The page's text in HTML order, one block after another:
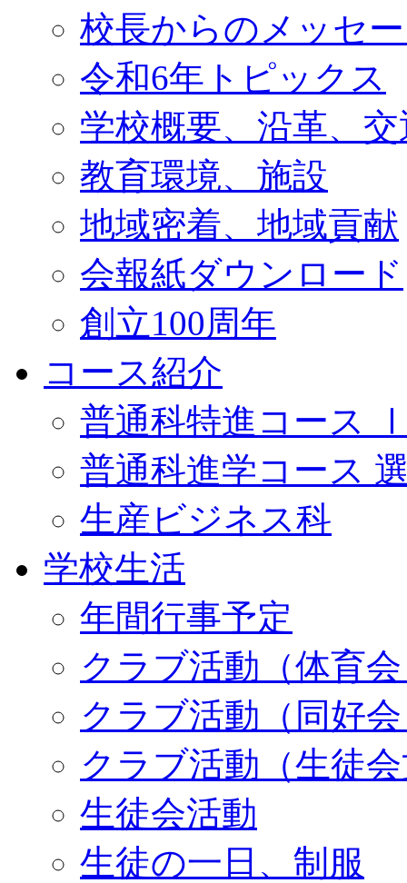
校長からのメッセ
令和6年トピックス
学校概要、沿革、
教育環境、施設
地域密着、地域貢献
会報紙ダウンロード
創立100周年
コース紹介
普通科特進コース
普通科進学コース
生産ビジネス科
学校生活
年間行事予定
クラブ活動（体育
クラブ活動（同好
クラブ活動（生徒
生徒会活動
生徒の一日、制服